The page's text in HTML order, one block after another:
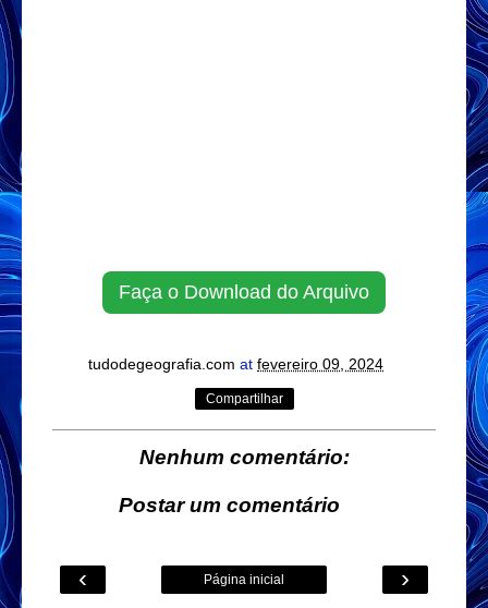
Faça o Download do Arquivo
tudodegeografia.com atfevereiro 09, 2024
Compartilhar
Nenhum comentário:
Postar um comentário
‹ ›
Página inicial